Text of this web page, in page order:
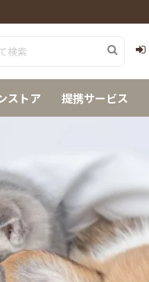
ストア 提携サービス